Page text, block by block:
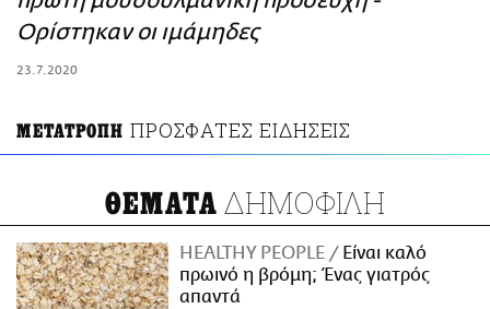
ΑΜΠΑ
Ορίστηκαν οι ιμάμηδες
23.7.2020
ΜΕΤΑΤΡΟΠΗ ΠΡΟΣΦΑΤΕΣ ΕΙΔΗΣΕΙΣ
ΘΕΜΑΤΑ ΔΗΜΟΦΙΛΗ
HEALTHY PEOPLE
Είναι καλό
πρωινό η βρόμη; Ένας γιατρός
απαντά